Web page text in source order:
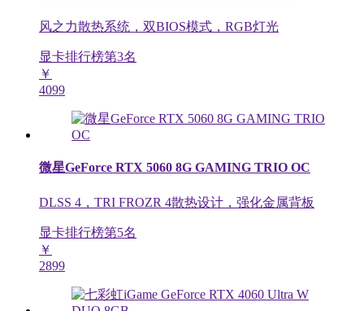
风之力散热系统，双BIOS模式，RGB灯光
显卡排行榜第3名
￥
4099
微星GeForce RTX 5060 8G GAMING TRIO OC
DLSS 4，TRI FROZR 4散热设计，强化金属背板
显卡排行榜第5名
￥
2899